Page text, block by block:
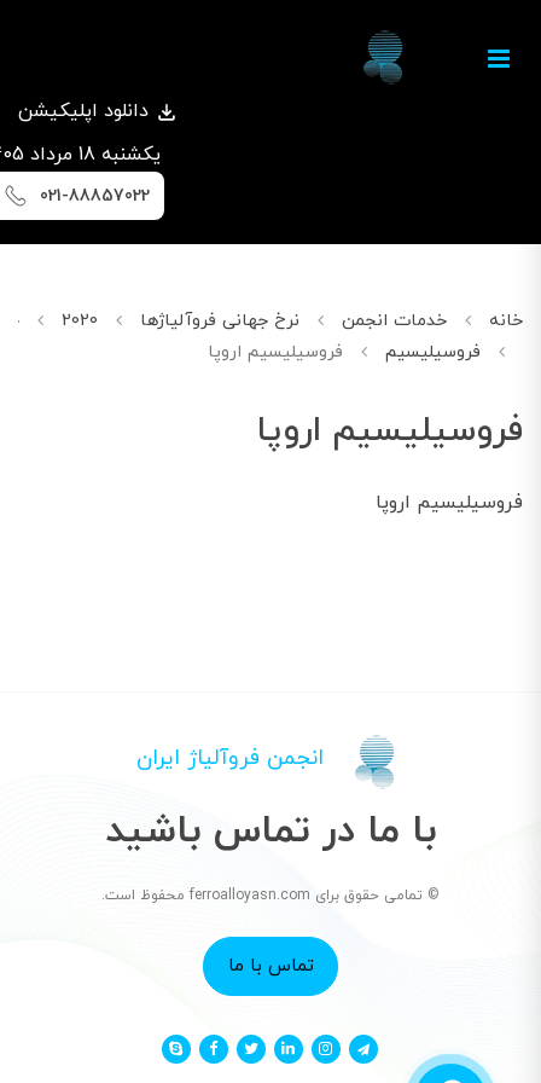
دانلود اپلیکیشن
يكشنبه 18 مرداد 1405
021-88857022
خانه خدمات انجمن نرخ جهانی فروآلیاژها 2020
فروسیلیسیم
فروسیلیسیم اروپا
فروسیلیسیم اروپا
فروسیلیسیم اروپا
انجمن فروآلیاژ ایران
با ما در تماس باشید
© تمامی حقوق برای ferroalloyasn.com محفوظ است.
تماس با ما